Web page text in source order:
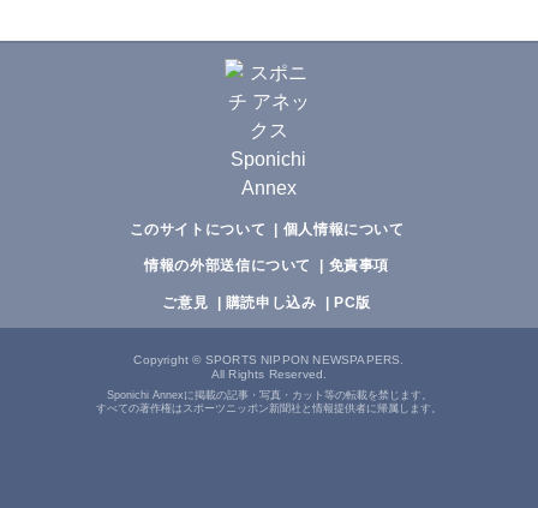
このサイトについて 個人情報について
情報の外部送信について 免責事項
ご意見 購読申し込み PC版
Copyright© SPORTS NIPPON NEWSPAPERS.
All Rights Reserved.
Sponichi Annexに掲載の記事・写真・カット等の転載を禁じます。
すべての著作権はスポーツニッポン新聞社と情報提供者に帰属します。